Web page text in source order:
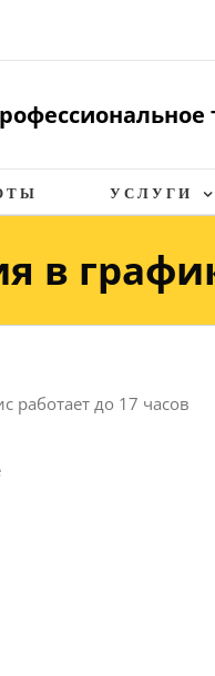
УСЛУГИ
в
до 17 часов